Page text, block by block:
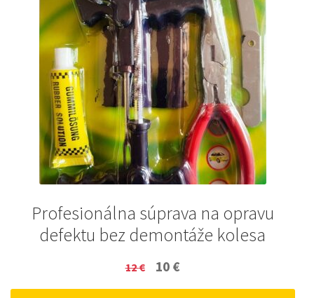
Profesionálna súprava na opravu
defektu bez demontáže kolesa
12€
Original
price
10 €
price